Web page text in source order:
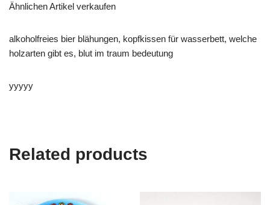
Ähnlichen Artikel verkaufen
alkoholfreies bier blähungen, kopfkissen für wasserbett, welche
holzarten gibt es, blut im traum bedeutung
yyyyy
Related products